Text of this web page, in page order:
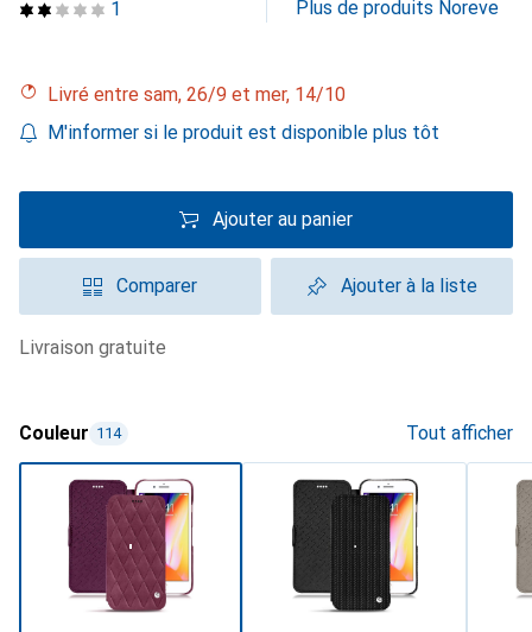
1 Plus de produits Noreve
Livré entre sam, 26/9 et mer, 14/10
M'informer si le produit est disponible plus tôt
Ajouter au panier
Comparer Ajouter à la liste
livraison gratuite
Couleur 114 Tout afficher